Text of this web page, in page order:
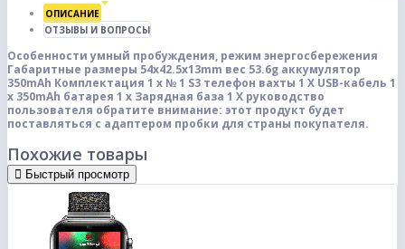
ОПИСАНИЕ
ОТЗЫВЫ И ВОПРОСЫ
Особенности умный пробуждения, режим энергосбережения
Габаритные размеры 54x42.5x13mm вес 53.6g аккумулятор
350mAh Комплектация 1 x № 1 S3 телефон вахты 1 X USB-кабель 1
x 350mAh батарея 1 x Зарядная база 1 X руководство
пользователя обратите внимание: этот продукт будет
поставляться с адаптером пробки для страны покупателя.
Похожие товары
Быстрый просмотр